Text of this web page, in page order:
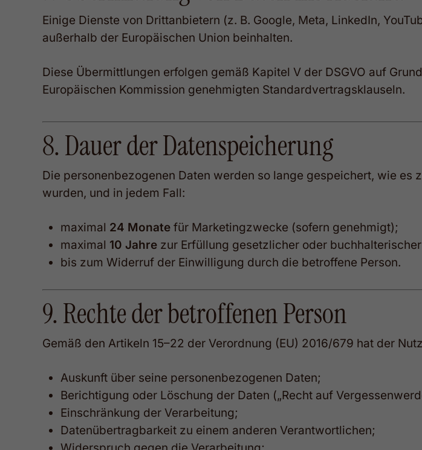
Einige Dienste von Drittanbietern (z. B. Google, Meta, LinkedIn,
außerhalb der Europäischen Union beinhalten.
Diese Übermittlungen erfolgen gemäß Kapitel V der DSGVO auf
Europäischen Kommission genehmigten Standardvertragsklauseln.
8. Dauer der Datenspeicherung
Die personenbezogenen Daten werden so lange gespeichert, wie
wurden, und in jedem Fall:
maximal 24 Monate für Marketingzwecke (sofern genehmigt);
maximal 10 Jahre zur Erfüllung gesetzlicher oder
bis zum Widerruf der Einwilligung durch die betroffene Person.
9. Rechte der betroffenen Person
Gemäß den Artikeln 15–22 der Verordnung (EU) 2016/679 hat der
Auskunft über seine personenbezogenen Daten;
Berichtigung oder Löschung der Daten („Recht auf
Einschränkung der Verarbeitung;
Datenübertragbarkeit zu einem anderen Verantwortlichen;